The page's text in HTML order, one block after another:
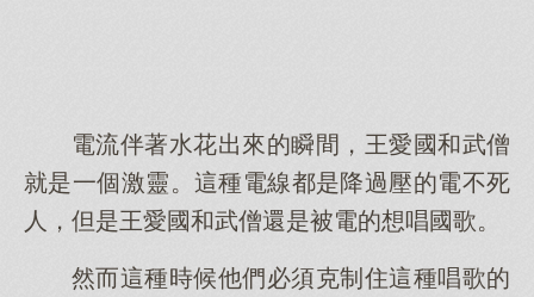
電流伴著水花出來的瞬間，王愛國和武僧
就是一個激靈。這種電線都是降過壓的電不死
人，但是王愛國和武僧還是被電的想唱國歌。
然而這種時候他們必須克制住這種唱歌的